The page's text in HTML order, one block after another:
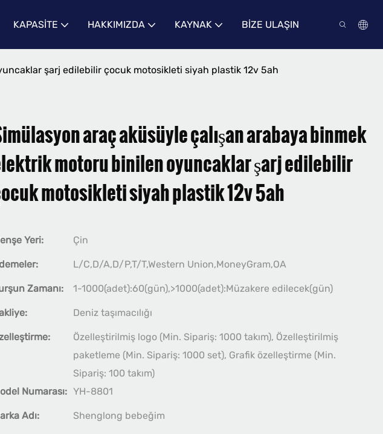
KAPASITE HAKKIMIZDA KAYNAK BIZE ULAŞIN
şarj edilebilir çocuk motosikleti siyah plastik 12v 5ah
araç aküsüyle çalışan arabaya binmek
motoru binilen oyuncaklar şarj edilebilir
motosikleti siyah plastik 12v 5ah
Yeri: Çin
L/C,D/A,D/P,T/T,Western Union,MoneyGram,OA
Zamanı: 1-1000(adet):60(gün),>1000(adet):Müzakere edilecek(gün)
Deniz taşımacılığı
Özelleştirilmiş logo (Min. Sipariş: 1000 takım), Özelleştirilmiş
paketleme (Min. Sipariş: 1000 set), Grafik özelleştirme (Min.
Sipariş: 100 takım)
Numarası: YH-8801
Adı: Shenglong bebeğim